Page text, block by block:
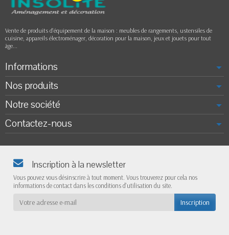
Vente de produits d'équipement de la maison : meubles de rangements, ustensiles de
cuisine, appareils électroménager, décoration pour la maison, jeux et jouets pour tout
âge...
Informations
Nos produits
Notre société
Contactez-nous
Inscription à la newsletter
Vous pouvez vous désinscrire à tout moment. Vous trouverez pour cela nos
informations de contact dans les conditions d'utilisation du site.
Inscription